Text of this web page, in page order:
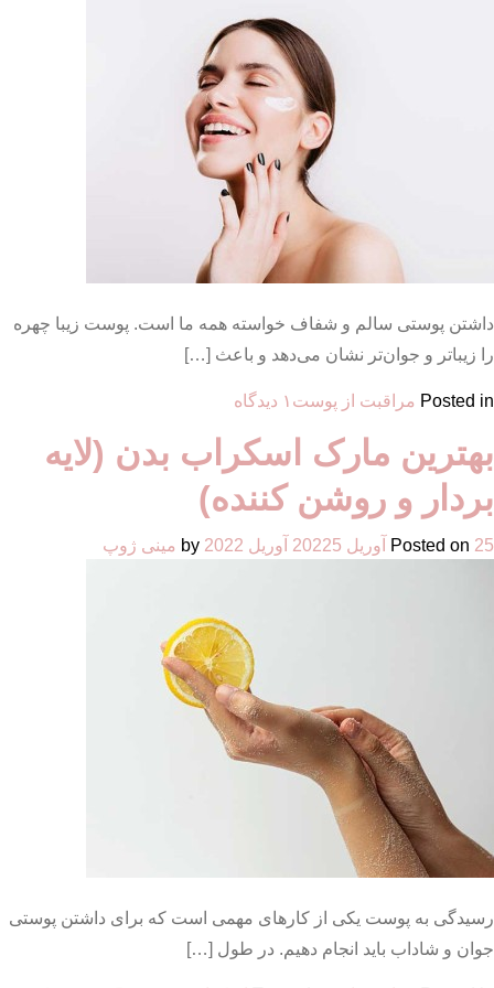
داشتن پوستی سالم و شفاف خواسته همه ما است. پوست زیبا چهره
را زیباتر و جوان‌تر نشان می‌دهد و باعث […]
Posted in مراقبت از پوست ۱ دیدگاه
ترین
کرم
روشن
صورت
روشن
کننده
بهترین مارک اسکراب بدن (لایه
بردار و روشن کننده)
Posted on 25 آوریل 2022 5 آوریل 2022 مینی ژوپ
رسیدگی به پوست یکی از کارهای مهمی است که برای داشتن پوستی
جوان و شاداب باید انجام دهیم. در طول […]